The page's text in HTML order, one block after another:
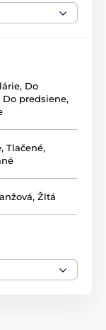
vy zo steny
, Do
Do predsiene,
, Tlačené,
, Žltá